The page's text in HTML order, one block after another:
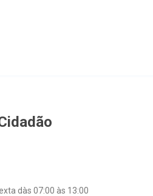
dàs 07:00 às 13:00